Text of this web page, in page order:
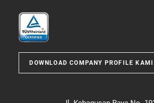
DOWNLOAD COMPANY PROFILE KAMI